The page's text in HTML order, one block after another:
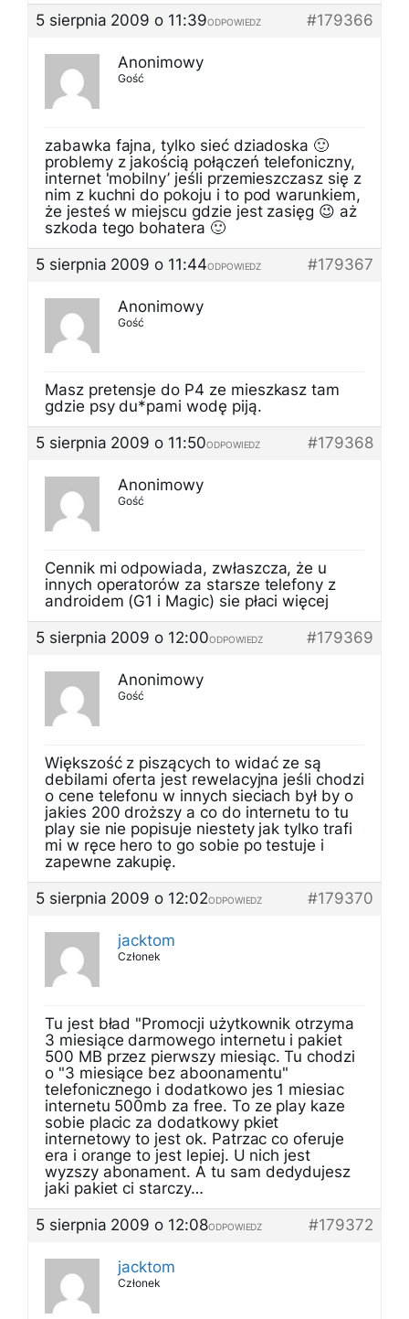
5 sierpnia 2009 o 11:39 #179366
ODPOWIEDZ
Anonimowy
Gość
zabawka fajna, tylko sieć dziadoska 🙂
problemy z jakością połączeń telefoniczny,
internet 'mobilny’ jeśli przemieszczasz się z
nim z kuchni do pokoju i to pod warunkiem,
że jesteś w miejscu gdzie jest zasięg 😉 aż
szkoda tego bohatera 🙂
5 sierpnia 2009 o 11:44
#179367
ODPOWIEDZ
Anonimowy
Gość
Masz pretensje do P4 ze mieszkasz tam
gdzie psy du*pami wodę piją.
5 sierpnia 2009 o 11:50
#179368
ODPOWIEDZ
Anonimowy
Gość
Cennik mi odpowiada, zwłaszcza, że u
innych operatorów za starsze telefony z
androidem (G1 i Magic) sie płaci więcej
5 sierpnia 2009 o 12:00
#179369
ODPOWIEDZ
Anonimowy
Gość
Większość z piszących to widać ze są
debilami oferta jest rewelacyjna jeśli chodzi
o cene telefonu w innych sieciach był by o
jakies 200 droższy a co do internetu to tu
play sie nie popisuje niestety jak tylko trafi
mi w ręce hero to go sobie po testuje i
zapewne zakupię.
5 sierpnia 2009 o 12:02
#179370
ODPOWIEDZ
jacktom
Członek
Tu jest bład "Promocji użytkownik otrzyma
3 miesiące darmowego internetu i pakiet
500 MB przez pierwszy miesiąc. Tu chodzi
o "3 miesiące bez aboonamentu"
telefonicznego i dodatkowo jes 1 miesiac
internetu 500mb za free. To ze play kaze
sobie placic za dodatkowy pkiet
internetowy to jest ok. Patrzac co oferuje
era i orange to jest lepiej. U nich jest
wyzszy abonament. A tu sam dedydujesz
jaki pakiet ci starczy…
5 sierpnia 2009 o 12:08
#179372
ODPOWIEDZ
jacktom
Członek